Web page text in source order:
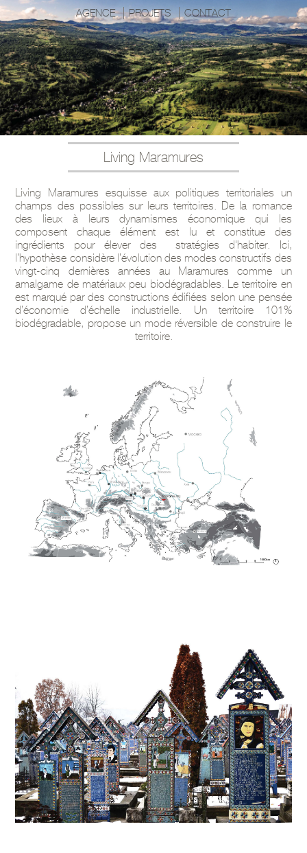
AGENCE PROJETS CONTACT
Living Maramures
Living Maramures esquisse aux politiques territoriales un
champs des possibles sur leurs territoires. De la romance
des lieux à leurs dynamismes économique qui les
composent chaque élément est lu et constitue des
ingrédients pour élever des stratégies d'habiter. Ici,
l’hypothèse considère l’évolution des modes constructifs des
vingt-cinq dernières années au Maramures comme un
amalgame de matériaux peu biodégradables. Le territoire en
est marqué par des constructions édifiées selon une pensée
d’économie d’échelle industrielle. Un territoire 101%
biodégradable, propose un mode réversible de construire le
territoire.